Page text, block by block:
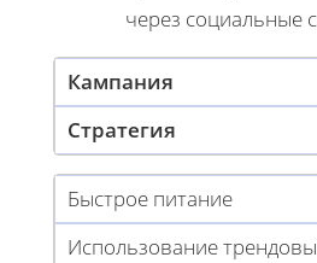
через социальные
Кампания
Стратегия
Быстрое питание
Использование